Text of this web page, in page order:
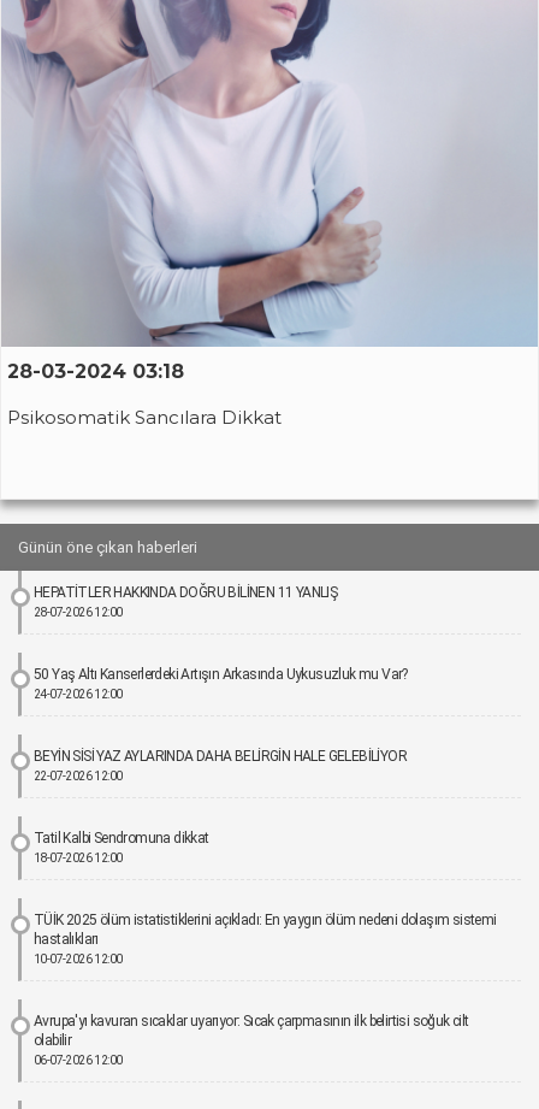
28-03-2024 03:18
Psikosomatik Sancılara Dikkat
Günün öne çıkan haberleri
HEPATİTLER HAKKINDA DOĞRU BİLİNEN 11 YANLIŞ
28-07-2026 12:00
50 Yaş Altı Kanserlerdeki Artışın Arkasında Uykusuzluk mu Var?
24-07-2026 12:00
BEYİN SİSİ YAZ AYLARINDA DAHA BELİRGİN HALE GELEBİLİYOR
22-07-2026 12:00
Tatil Kalbi Sendromuna dikkat
18-07-2026 12:00
TÜİK 2025 ölüm istatistiklerini açıkladı: En yaygın ölüm nedeni dolaşım sistemi
hastalıkları
10-07-2026 12:00
Avrupa'yı kavuran sıcaklar uyarıyor: Sıcak çarpmasının ilk belirtisi soğuk cilt
olabilir
06-07-2026 12:00